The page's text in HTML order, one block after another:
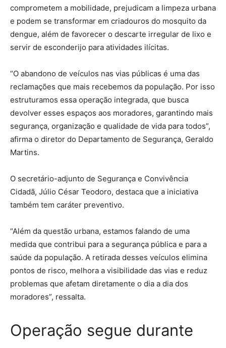
comprometem a mobilidade, prejudicam a limpeza urbana
e podem se transformar em criadouros do mosquito da
dengue, além de favorecer o descarte irregular de lixo e
servir de esconderijo para atividades ilícitas.
“O abandono de veículos nas vias públicas é uma das
reclamações que mais recebemos da população. Por isso
estruturamos essa operação integrada, que busca
devolver esses espaços aos moradores, garantindo mais
segurança, organização e qualidade de vida para todos”,
afirma o diretor do Departamento de Segurança, Geraldo
Martins.
O secretário-adjunto de Segurança e Convivência
Cidadã, Júlio César Teodoro, destaca que a iniciativa
também tem caráter preventivo.
“Além da questão urbana, estamos falando de uma
medida que contribui para a segurança pública e para a
saúde da população. A retirada desses veículos elimina
pontos de risco, melhora a visibilidade das vias e reduz
problemas que afetam diretamente o dia a dia dos
moradores”, ressalta.
Operação segue durante